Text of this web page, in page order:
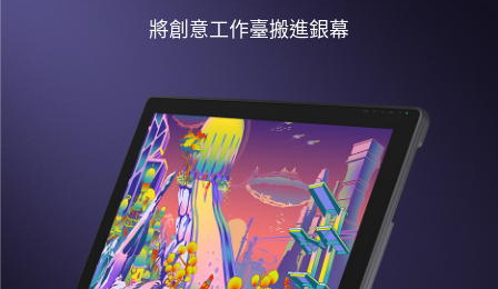
將創意工作臺搬進銀幕